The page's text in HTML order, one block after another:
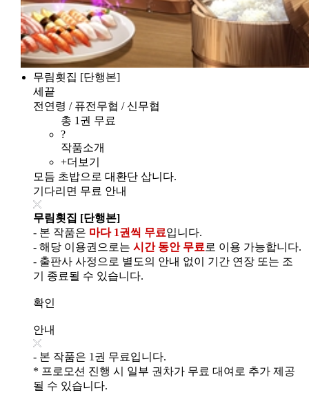
무림횟집 [단행본]
세끝
전연령 / 퓨전무협 / 신무협
총 1권 무료
?
작품소개
+더보기
모듬 초밥으로 대환단 삽니다.
기다리면 무료 안내
무림횟집 [단행본]
- 본 작품은 마다 1권씩 무료입니다.
- 해당 이용권으로는 시간 동안 무료 로 이용 가능합니다.
- 출판사 사정으로 별도의 안내 없이 기간 연장 또는 조
기 종료될 수 있습니다.
확인
안내
- 본 작품은 1권 무료입니다.
* 프로모션 진행 시 일부 권차가 무료 대여로 추가 제공
될 수 있습니다.